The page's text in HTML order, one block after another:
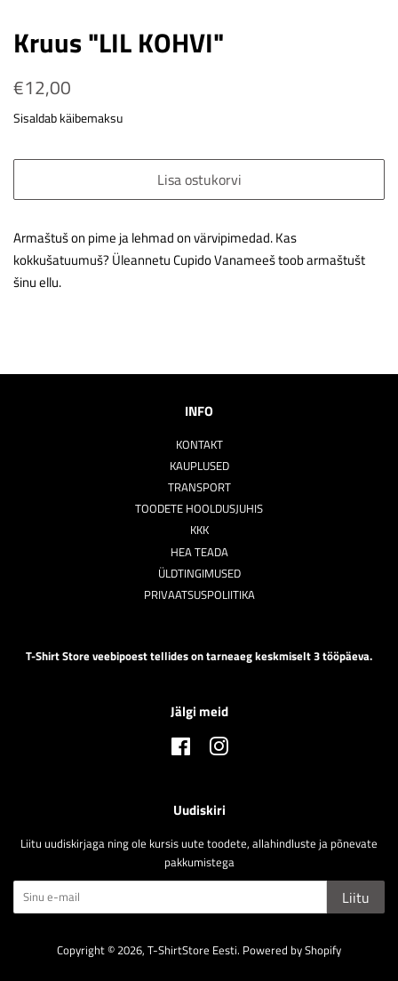
Kruus "LIL KOHVI"
Tavahind
€12,00
Sisaldab käibemaksu
Lisa ostukorvi
Armaštuš on pime ja lehmad on värvipimedad. Kas
kokkušatuumuš? Üleannetu Cupido Vanameeš toob armaštušt
šinu ellu.
INFO
KONTAKT
KAUPLUSED
TRANSPORT
TOODETE HOOLDUSJUHIS
KKK
HEA TEADA
ÜLDTINGIMUSED
PRIVAATSUSPOLIITIKA
T-Shirt Store veebipoest tellides on tarneaeg keskmiselt 3 tööpäeva.
Jälgi meid
FacebookInstagram
Uudiskiri
Liitu uudiskirjaga ning ole kursis uute toodete, allahindluste ja põnevate
pakkumistega
Liitu
Copyright © 2026, T-ShirtStore Eesti. Powered by Shopify